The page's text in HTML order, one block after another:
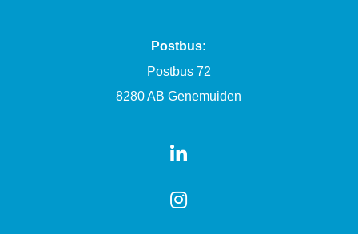
Postbus:
Postbus 72
8280 AB Genemuiden

